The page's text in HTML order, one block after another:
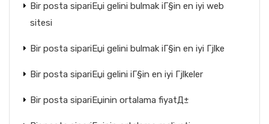
Bir posta sipariЕџi gelini bulmak iГ§in en iyi web
sitesi
Bir posta sipariЕџi gelini bulmak iГ§in en iyi Гјlke
Bir posta sipariЕџi gelini iГ§in en iyi Гјlkeler
Bir posta sipariЕџinin ortalama fiyatД±